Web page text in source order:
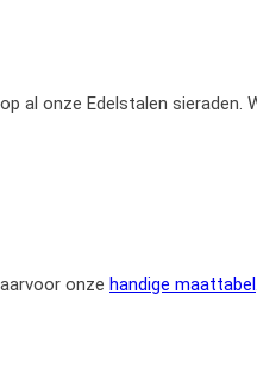
al onze Edelstalen sieraden.
onze handige maattabel.